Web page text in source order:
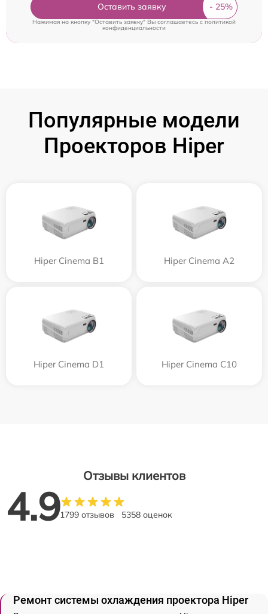
Оставить заявку
Нажимая на кнопку "Оставить заявку" Вы соглашаетесь cполитикой
конфиденциальности
Популярные модели
Проекторов Hiper
Hiper Cinema B1 Hiper Cinema A2
Hiper Cinema D1 Hiper Cinema C10
Отзывы клиентов
4.91799 отзывов 5358 оценок
Ремонт системы охлаждения проектора Hiper